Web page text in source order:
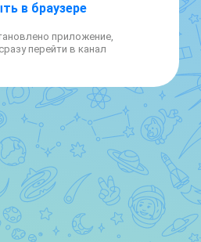
в браузере
приложение,
перейти в канал